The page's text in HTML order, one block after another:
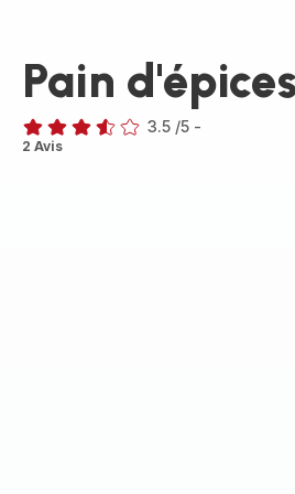
Pain
ratings.3.5
3.5 /5 -
2 Avis